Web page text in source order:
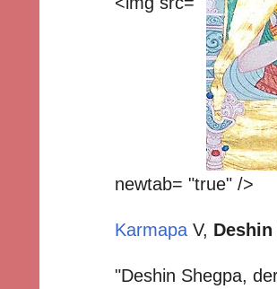
newtab= "true" />
Karmapa V, Deshin
"Deshin Shegpa,